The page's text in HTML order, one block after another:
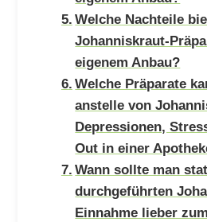
Welche Nachteile
Johanniskraut-
eigenem Anbau?
Welche Präparate
anstelle von
Depressionen,
Out in einer
Wann sollte man
durchgeführten
Einnahme lieber